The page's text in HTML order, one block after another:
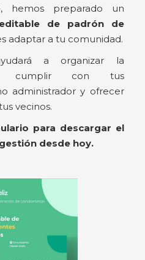
hemos preparado un
de padrón de
adaptar a tu comunidad.
a organizar la
cumplir con tus
administrador y ofrecer
vecinos.
para descargar el
desde hoy.